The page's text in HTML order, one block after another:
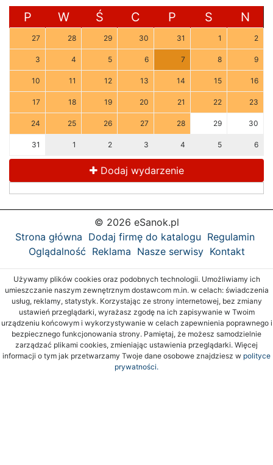
P W Ś C P S N
27 28 29 30 31 1 2
3 4 5 6 7 8 9
10 11 12 13 14 15 16
17 18 19 20 21 22 23
24 25 26 27 28 29 30
31 1 2 3 4 5 6
Dodaj wydarzenie
© 2026 eSanok.pl
Strona główna Dodaj firmę do katalogu Regulamin
Oglądalność Reklama Nasze serwisy Kontakt
Używamy plików cookies oraz podobnych technologii. Umożliwiamy ich
umieszczanie naszym zewnętrznym dostawcom m.in. w celach: świadczenia
usług, reklamy, statystyk. Korzystając ze strony internetowej, bez zmiany
ustawień przeglądarki, wyrażasz zgodę na ich zapisywanie w Twoim
urządzeniu końcowym i wykorzystywanie w celach zapewnienia poprawnego i
bezpiecznego funkcjonowania strony. Pamiętaj, że możesz samodzielnie
zarządzać plikami cookies, zmieniając ustawienia przeglądarki. Więcej
informacji o tym jak przetwarzamy Twoje dane osobowe znajdziesz w polityce
prywatności.